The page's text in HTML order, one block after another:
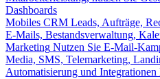
Dashboards
Mobiles CRM Leads, Aufträge,
E-Mails, Bestandsverwaltung,
Marketing Nutzen Sie E-Mail-
Media, SMS, Telemarketing,
Automatisierung und Integrationen